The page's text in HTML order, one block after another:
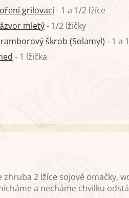
grilovací- 1 a 1/2 lžíce
mletý- 1/2 lžičky
škrob (Solamyl) - 1 a
- 1 lžička
2 lžíce sojové omačky,
a necháme chvilku